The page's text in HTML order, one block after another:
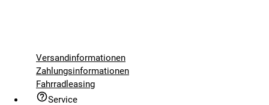
Versandinformationen
Zahlungsinformationen
Fahrradleasing
Service